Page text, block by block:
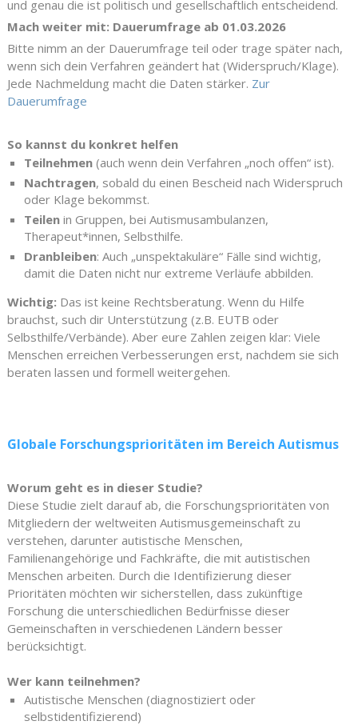
und genau die ist politisch und gesellschaftlich entscheidend.
Mach weiter mit: Dauerumfrage ab 01.03.2026
Bitte nimm an der Dauerumfrage teil oder trage später nach,
wenn sich dein Verfahren geändert hat (Widerspruch/Klage).
Jede Nachmeldung macht die Daten stärker. Zur
Dauerumfrage
So kannst du konkret helfen
Teilnehmen(auch wenn dein Verfahren „noch offen“ ist).
Nachtragen, sobald du einen Bescheid nach Widerspruch
oder Klage bekommst.
Teilenin Gruppen, bei Autismusambulanzen,
Therapeut*innen, Selbsthilfe.
Dranbleiben: Auch „unspektakuläre“ Fälle sind wichtig,
damit die Daten nicht nur extreme Verläufe abbilden.
Wichtig: Das ist keine Rechtsberatung. Wenn du Hilfe
brauchst, such dir Unterstützung (z.B. EUTB oder
Selbsthilfe/Verbände). Aber eure Zahlen zeigen klar: Viele
Menschen erreichen Verbesserungen erst, nachdem sie sich
beraten lassen und formell weitergehen.
Globale Forschungsprioritäten im Bereich Autismus
Worum geht es in dieser Studie?
Diese Studie zielt darauf ab, die Forschungsprioritäten von
Mitgliedern der weltweiten Autismusgemeinschaft zu
verstehen, darunter autistische Menschen,
Familienangehörige und Fachkräfte, die mit autistischen
Menschen arbeiten. Durch die Identifizierung dieser
Prioritäten möchten wir sicherstellen, dass zukünftige
Forschung die unterschiedlichen Bedürfnisse dieser
Gemeinschaften in verschiedenen Ländern besser
berücksichtigt.
Wer kann teilnehmen?
Autistische Menschen (diagnostiziert oder
selbstidentifizierend)